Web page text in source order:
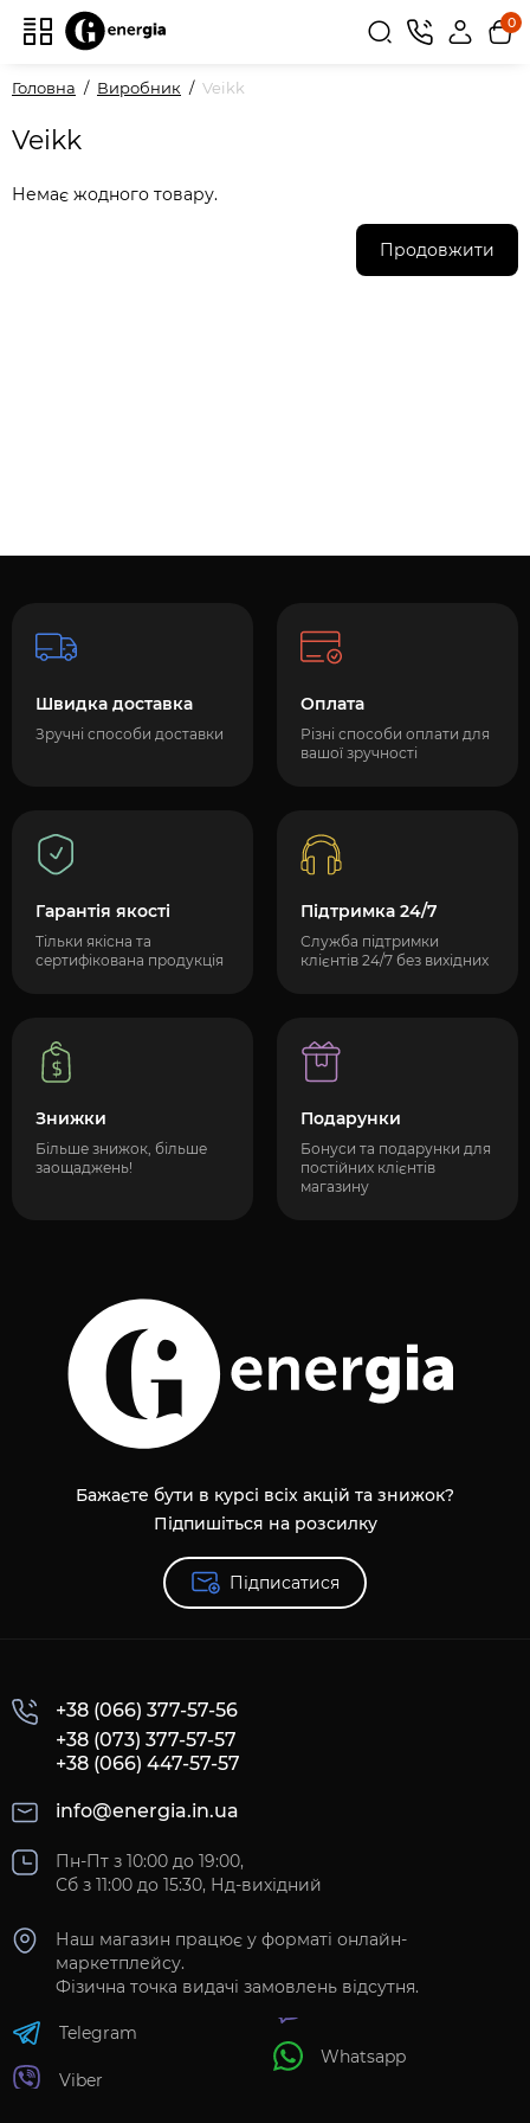
0
Головна Виробник Veikk
Veikk
Немає жодного товару.
Продовжити
Швидка доставка
Зручні способи доставки
Оплата
Різні способи оплати для
вашої зручності
Гарантія якості
Тільки якісна та
сертифікована продукція
Підтримка 24/7
Служба підтримки
клієнтів 24/7 без вихідних
Знижки
Більше знижок, більше
заощаджень!
Подарунки
Бонуси та подарунки для
постійних клієнтів
магазину
Бажаєте бути в курсі всіх акцій та знижок?
Підпишіться на розсилку
Підписатися
+38 (066) 377-57-56
+38 (073) 377-57-57
+38 (066) 447-57-57
info@energia.in.ua
Пн-Пт з 10:00 до 19:00,
Сб з 11:00 до 15:30, Нд-вихідний
Наш магазин працює у форматі онлайн-
маркетплейсу.
Фізична точка видачі замовлень відсутня.
Telegram
Viber
Whatsapp